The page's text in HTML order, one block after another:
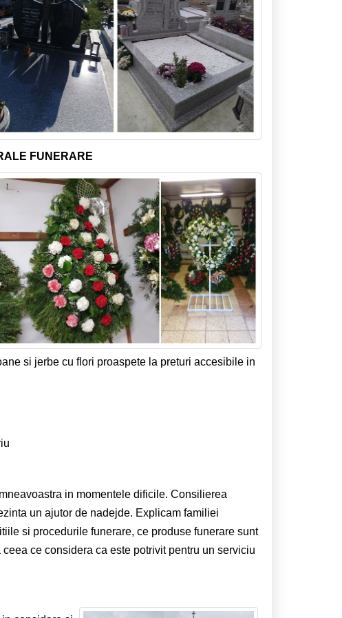
FUNERARE
si jerbe cu flori proaspete la preturi accesibile in
in momentele dificile. Consilierea
un ajutor de nadejde. Explicam familiei
si procedurile funerare, ce produse funerare sunt
ce considera ca este potrivit pentru un serviciu